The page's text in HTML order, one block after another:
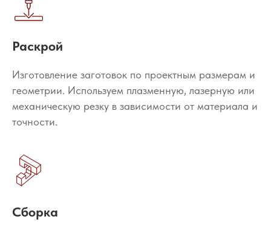
Раскрой
Изготовление заготовок по проектным размерам и
геометрии. Используем плазменную, лазерную или
механическую резку в зависимости от материала и
точности.
Сборка